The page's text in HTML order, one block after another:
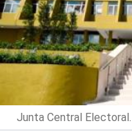
Junta Central